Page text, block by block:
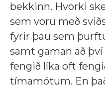
bekkinn. Hvorki
sem voru með
fyrir þau sem
samt gaman að því
fengið líka oft
tímamótum. En